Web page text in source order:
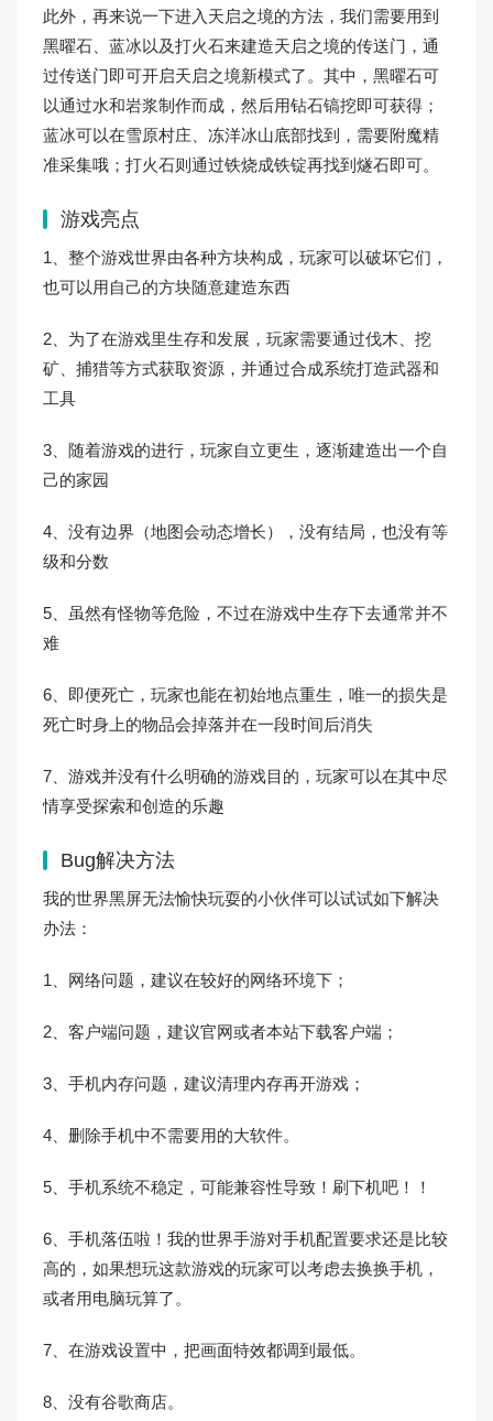
此外，再来说一下进入天启之境的方法，我们需要用到
黑曜石、蓝冰以及打火石来建造天启之境的传送门，通
过传送门即可开启天启之境新模式了。其中，黑曜石可
以通过水和岩浆制作而成，然后用钻石镐挖即可获得；
蓝冰可以在雪原村庄、冻洋冰山底部找到，需要附魔精
准采集哦；打火石则通过铁烧成铁锭再找到燧石即可。
游戏亮点
1、整个游戏世界由各种方块构成，玩家可以破坏它们，
也可以用自己的方块随意建造东西
2、为了在游戏里生存和发展，玩家需要通过伐木、挖
矿、捕猎等方式获取资源，并通过合成系统打造武器和
工具
3、随着游戏的进行，玩家自立更生，逐渐建造出一个自
己的家园
4、没有边界（地图会动态增长），没有结局，也没有等
级和分数
5、虽然有怪物等危险，不过在游戏中生存下去通常并不
难
6、即便死亡，玩家也能在初始地点重生，唯一的损失是
死亡时身上的物品会掉落并在一段时间后消失
7、游戏并没有什么明确的游戏目的，玩家可以在其中尽
情享受探索和创造的乐趣
Bug解决方法
我的世界黑屏无法愉快玩耍的小伙伴可以试试如下解决
办法：
1、网络问题，建议在较好的网络环境下；
2、客户端问题，建议官网或者本站下载客户端；
3、手机内存问题，建议清理内存再开游戏；
4、删除手机中不需要用的大软件。
5、手机系统不稳定，可能兼容性导致！刷下机吧！！
6、手机落伍啦！我的世界手游对手机配置要求还是比较
高的，如果想玩这款游戏的玩家可以考虑去换换手机，
或者用电脑玩算了。
7、在游戏设置中，把画面特效都调到最低。
8、没有谷歌商店。